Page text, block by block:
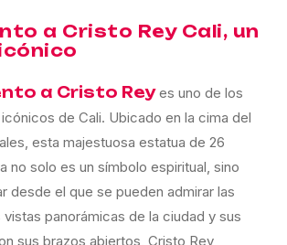
a Cristo Rey Cali, un
a Cristo Reyes uno de los
de Cali. Ubicado en la cima del
esta majestuosa estatua de 26
no solo es un símbolo espiritual, sino
desde el que se pueden admirar las
panorámicas de la ciudad y sus
sus brazos abiertos, Cristo Rey